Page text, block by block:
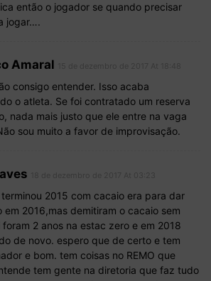
então o jogador se quando precisar
jogar….
Amaral
consigo entender. Isso acaba
o atleta. Se foi contratado um reserva
nada mais justo que ele entre na vaga
sou muito a favor de improvisação.
2015 com cacaio era para dar
em 2016,mas demitiram o cacaio sem
foram 2 anos na estac zero e em 2018
de novo. espero que de certo e tem
e bom. tem coisas no REMO que
tem gente na diretoria que faz tudo